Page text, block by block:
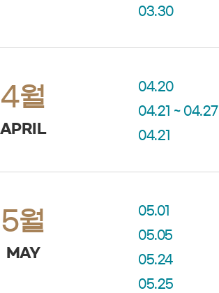
03.30
4월
APRIL
04.20
04.21 ~ 04.27
04.21
5월
MAY
05.01
05.05
05.24
05.25